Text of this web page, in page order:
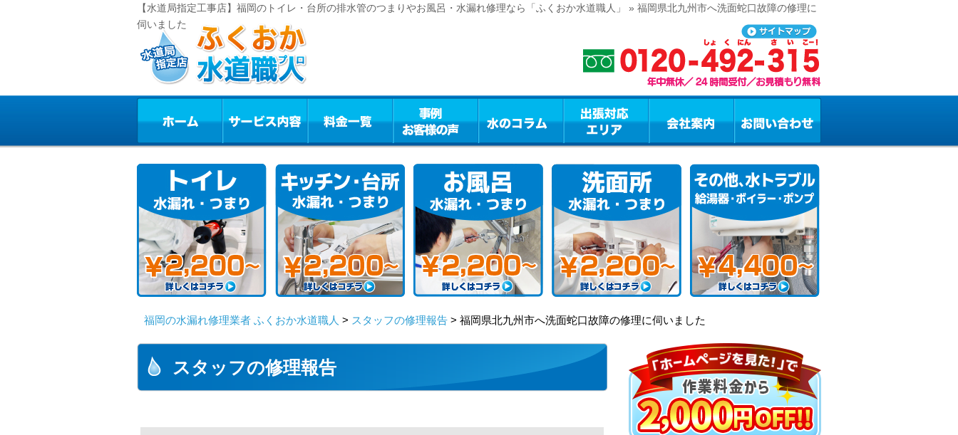
【水道局指定工事店】福岡のトイレ・台所の排水管のつまりやお風呂・水漏れ修理なら「ふくおか水道職人」 » 福岡県北九州市へ洗面蛇口故障の修理に
伺いました
福岡の水漏れ修理業者 ふくおか水道職人 > スタッフの修理報告 > 福岡県北九州市へ洗面蛇口故障の修理に伺いました
スタッフの修理報告